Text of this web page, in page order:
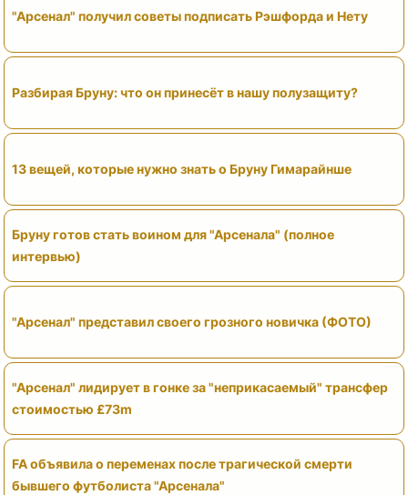
"Арсенал" получил советы подписать Рэшфорда и Нету
Разбирая Бруну: что он принесёт в нашу полузащиту?
13 вещей, которые нужно знать о Бруну Гимарайнше
Бруну готов стать воином для "Арсенала" (полное
интервью)
"Арсенал" представил своего грозного новичка (ФОТО)
"Арсенал" лидирует в гонке за "неприкасаемый" трансфер
стоимостью £73m
FA объявила о переменах после трагической смерти
бывшего футболиста "Арсенала"